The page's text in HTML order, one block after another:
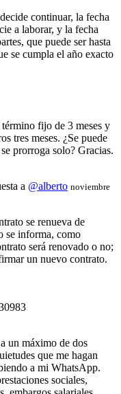
continuar, la fecha
a laborar, y la fecha
que puede ser hasta
se cumpla el año exacto
fijo de 3 meses y
tres meses. ¿Se puede
prorroga solo? Gracias.
a @alberto noviembre
se renueva de
se informa, como
será renovado o no;
un nuevo contrato.
un máximo de dos
que me hagan
a mi WhatsApp.
sociales,